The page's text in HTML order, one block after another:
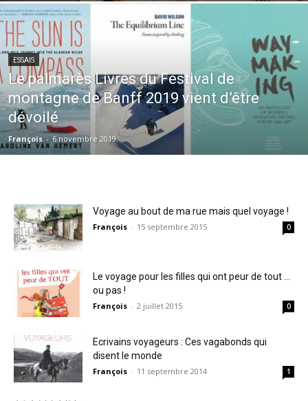
ESSAIS
Le palmarès Livres du Festival de
montagne de Banff 2019 vient d’être
dévoilé
François - 6 novembre 2019
Voyage au bout de ma rue mais quel voyage !
François - 15 septembre 2015 0
Le voyage pour les filles qui ont peur de tout …
ou pas !
François - 2 juillet 2015 0
Ecrivains voyageurs : Ces vagabonds qui
disent le monde
François - 11 septembre 2014 1